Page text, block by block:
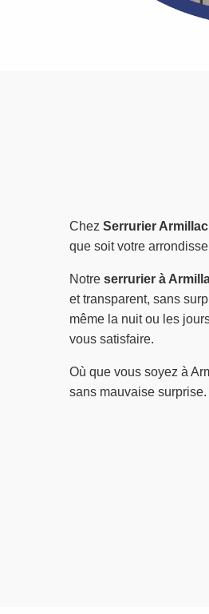
Chez Serrurier Armillac
que soit votre
Notre serrurier à
et transparent, sans
même la nuit ou les
vous satisfaire.
Où que vous soyez à
sans mauvaise surprise.